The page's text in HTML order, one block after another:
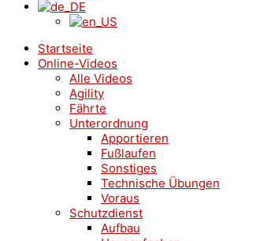
Startseite
Online-Videos
Alle Videos
Agility
Fährte
Unterordnung
Apportieren
Fußlaufen
Sonstiges
Technische Übungen
Voraus
Schutzdienst
Aufbau